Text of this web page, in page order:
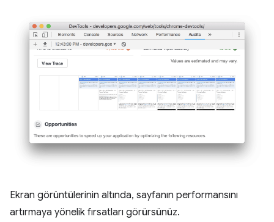
Ekran görüntülerinin altında, sayfanın performansını
artırmaya yönelik fırsatları görürsünüz.